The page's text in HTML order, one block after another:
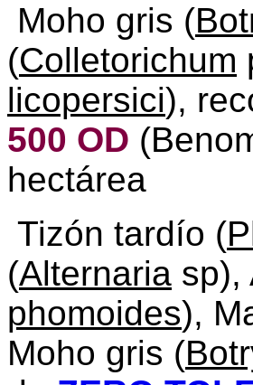
Moho gris (
(Colletorichum
licopersici),
500 OD
hectárea
Tizón tardío (
(Alternaria sp),
phomoides),
Moho gris (